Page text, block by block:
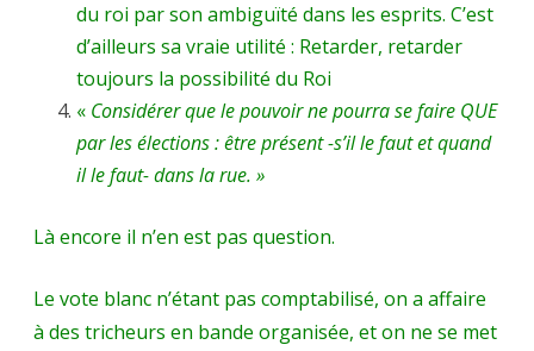
du roi par son ambiguïté dans les esprits. C’est
d’ailleurs sa vraie utilité : Retarder, retarder
toujours la possibilité du Roi
« Considérer que le pouvoir ne pourra se faire QUE
par les élections : être présent -s’il le faut et quand
il le faut- dans la rue. »
Là encore il n’en est pas question.
Le vote blanc n’étant pas comptabilisé, on a affaire
à des tricheurs en bande organisée, et on ne se met